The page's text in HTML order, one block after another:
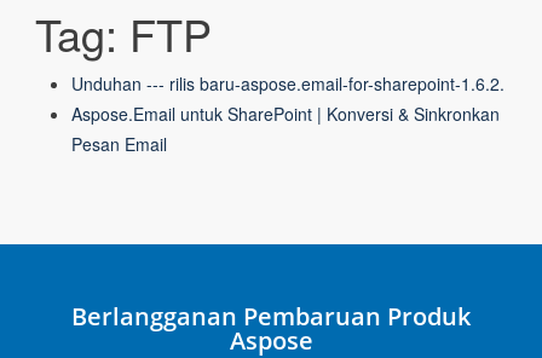
Tag: FTP
Unduhan --- rilis baru-aspose.email-for-sharepoint-1.6.2.
Aspose.Email untuk SharePoint | Konversi & Sinkronkan
Pesan Email
Berlangganan Pembaruan Produk
Aspose